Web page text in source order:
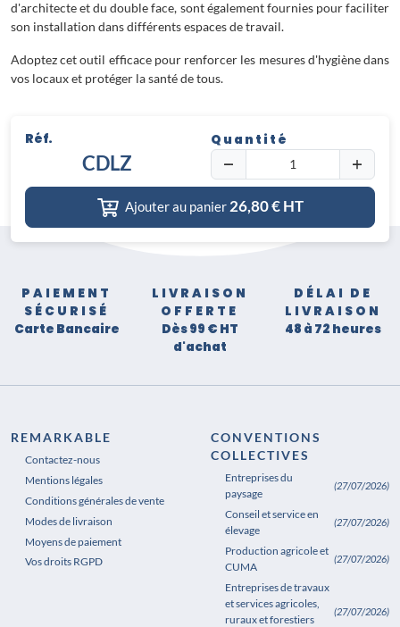
d'architecte et du double face, sont également fournies pour faciliter
son installation dans différents espaces de travail.
Adoptez cet outil efficace pour renforcer les mesures d'hygiène dans
vos locaux et protéger la santé de tous.
Réf.
CDLZ
Quantité
Ajouter au panier 26,80€ HT
PAIEMENT
SÉCURISÉ
Carte Bancaire
LIVRAISON
OFFERTE
Dès 99 € HT
d'achat
DÉLAI DE
LIVRAISON
48 à 72 heures
REMARKABLE
Contactez-nous
Mentions légales
Conditions générales de vente
Modes de livraison
Moyens de paiement
Vos droits RGPD
CONVENTIONS
COLLECTIVES
Entreprises du
paysage
(27/07/2026)
Conseil et service en
élevage
(27/07/2026)
Production agricole et
CUMA
(27/07/2026)
Entreprises de travaux
et services agricoles,
ruraux et forestiers
(27/07/2026)